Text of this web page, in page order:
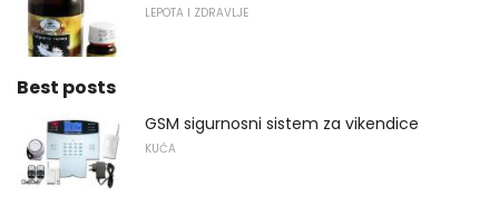
LEPOTA I ZDRAVLJE
Best posts
GSM sigurnosni sistem za vikendice
KUĆA